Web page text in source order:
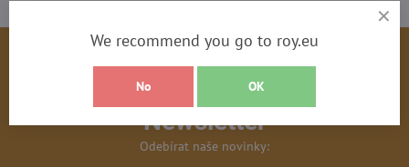
Newsletter
Odebírat naše novinky:
We recommend you go to roy.eu
No OK